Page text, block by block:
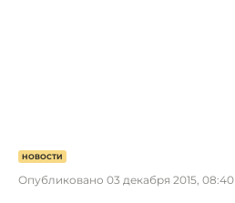
НОВОСТИ
Опубликовано 03 декабря 2015, 08:40